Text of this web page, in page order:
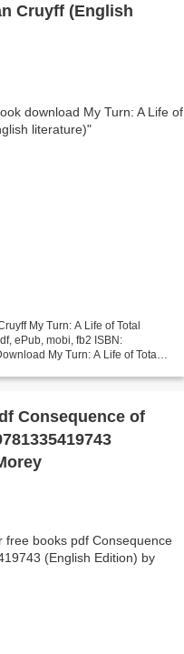
Cruyff (English
My Turn: A Life of Total
ePub, mobi, fb2 ISBN:
My Turn: A Life of Total
Consequence of